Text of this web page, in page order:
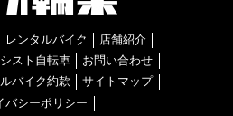
レンタルバイク
店舗紹介
スト自転車
お問い合わせ
バイク約款
サイトマップ
バシーポリシー